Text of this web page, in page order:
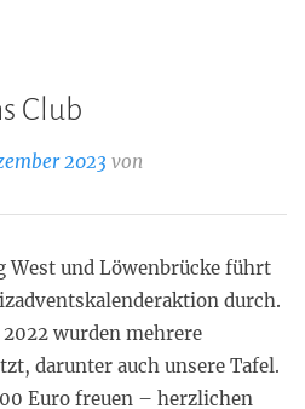
Club
2023 von
West und Löwenbrücke führt
durch.
wurden mehrere
darunter auch unsere Tafel.
Euro freuen – herzlichen